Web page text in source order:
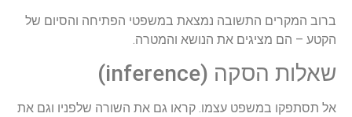
ברוב המקרים התשובה נמצאת במשפטי הפתיחה והסיום של
הקטע – הם מציגים את הנושא והמטרה.
שאלות הסקה (inference)
אל תסתפקו במשפט עצמו. קראו גם את השורה שלפניו וגם את